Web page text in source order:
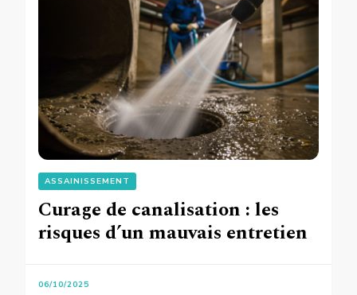
ASSAINISSEMENT
Curage de canalisation : les
risques d’un mauvais entretien
06/10/2025